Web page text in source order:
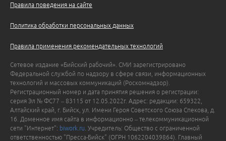
Правила поведения на сайте
Политика обработки персональных данных
Правила применения рекомендательных технологий
Сетевое издание «Бийский рабочий». СМИ зарегистрировано
Федеральной службой по надзору в сфере связи, информационных
технологий и массовых коммуникаций (Роскомнадзор).
Регистрационный номер и дата принятия решения о регистрации:
серия Эл № ФС77 – 83115 от 12.05.2022г. Адрес: редакции: 659322,
Алтайский край, г. Бийск, ул. Имени Героя Советского Союза Спекова, д.
16. Доменное имя сайта в информационно – телекоммуникационной
сети "Интернет": biwork.ru . Учредитель: Общество с ограниченной
ответственностью "Пресса-Бийск" (ОГРН 1062204039864). Главный